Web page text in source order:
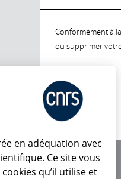
Conformément à
ou supprimer
en adéquation avec
Ce site vous
qu’il utilise et